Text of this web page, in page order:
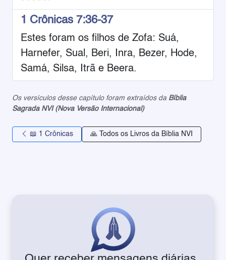
1 Crônicas 7:36-37
Estes foram os filhos de Zofa: Suá,
Harnefer, Sual, Beri, Inra, Bezer, Hode,
Samá, Silsa, Itrã e Beera.
Os versículos desse capítulo foram extraídos da Bíblia
Sagrada NVI (Nova Versão Internacional)
📖 1 Crônicas 🙏 Todos os Livros da Bíblia NVI